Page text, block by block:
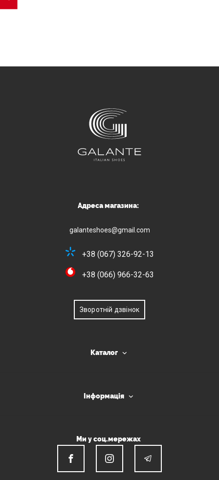
Адреса магазина:
galanteshoes@gmail.com
+38 (067) 326-92-13
+38 (066) 966-32-63
Зворотній дзвінок
Каталог
Інформація
Ми у соц.мережах